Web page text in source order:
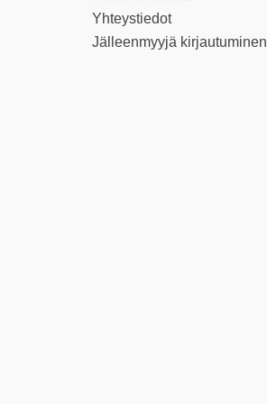
Yhteystiedot
Jälleenmyyjä kirjautuminen